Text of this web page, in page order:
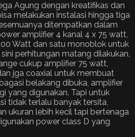
Agung dengan kreatifikas dan
melakukan instalasi hingga tiga
ditempatkan dalam
amplifier 4 kanal 4 x 75 watt,
Watt dan satu monoblok untuk
perhitungan matang dilakukan,
cukup amplifier 75 watt,
jga coaxial untuk membuat
belakang dibuka, amplifier
yang digunakan. Tapi untuk
tidak terlalu banyak tersita,
ukuran lebih kecil tapi bertenaga
power class D yang